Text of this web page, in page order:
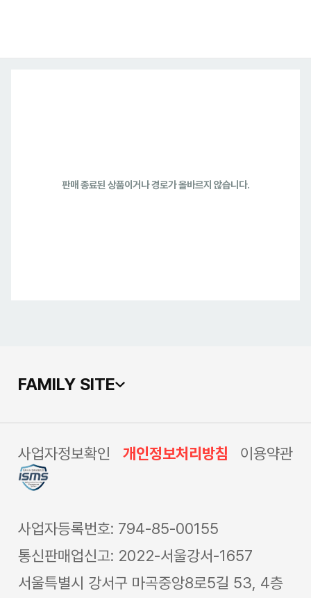
판매 종료된 상품이거나 경로가 올바르지 않습니다.
FAMILY SITE
사업자정보확인 개인정보처리방침 이용약관
사업자등록번호: 794-85-00155
통신판매업신고: 2022-서울강서-1657
서울특별시 강서구 마곡중앙8로5길 53, 4층